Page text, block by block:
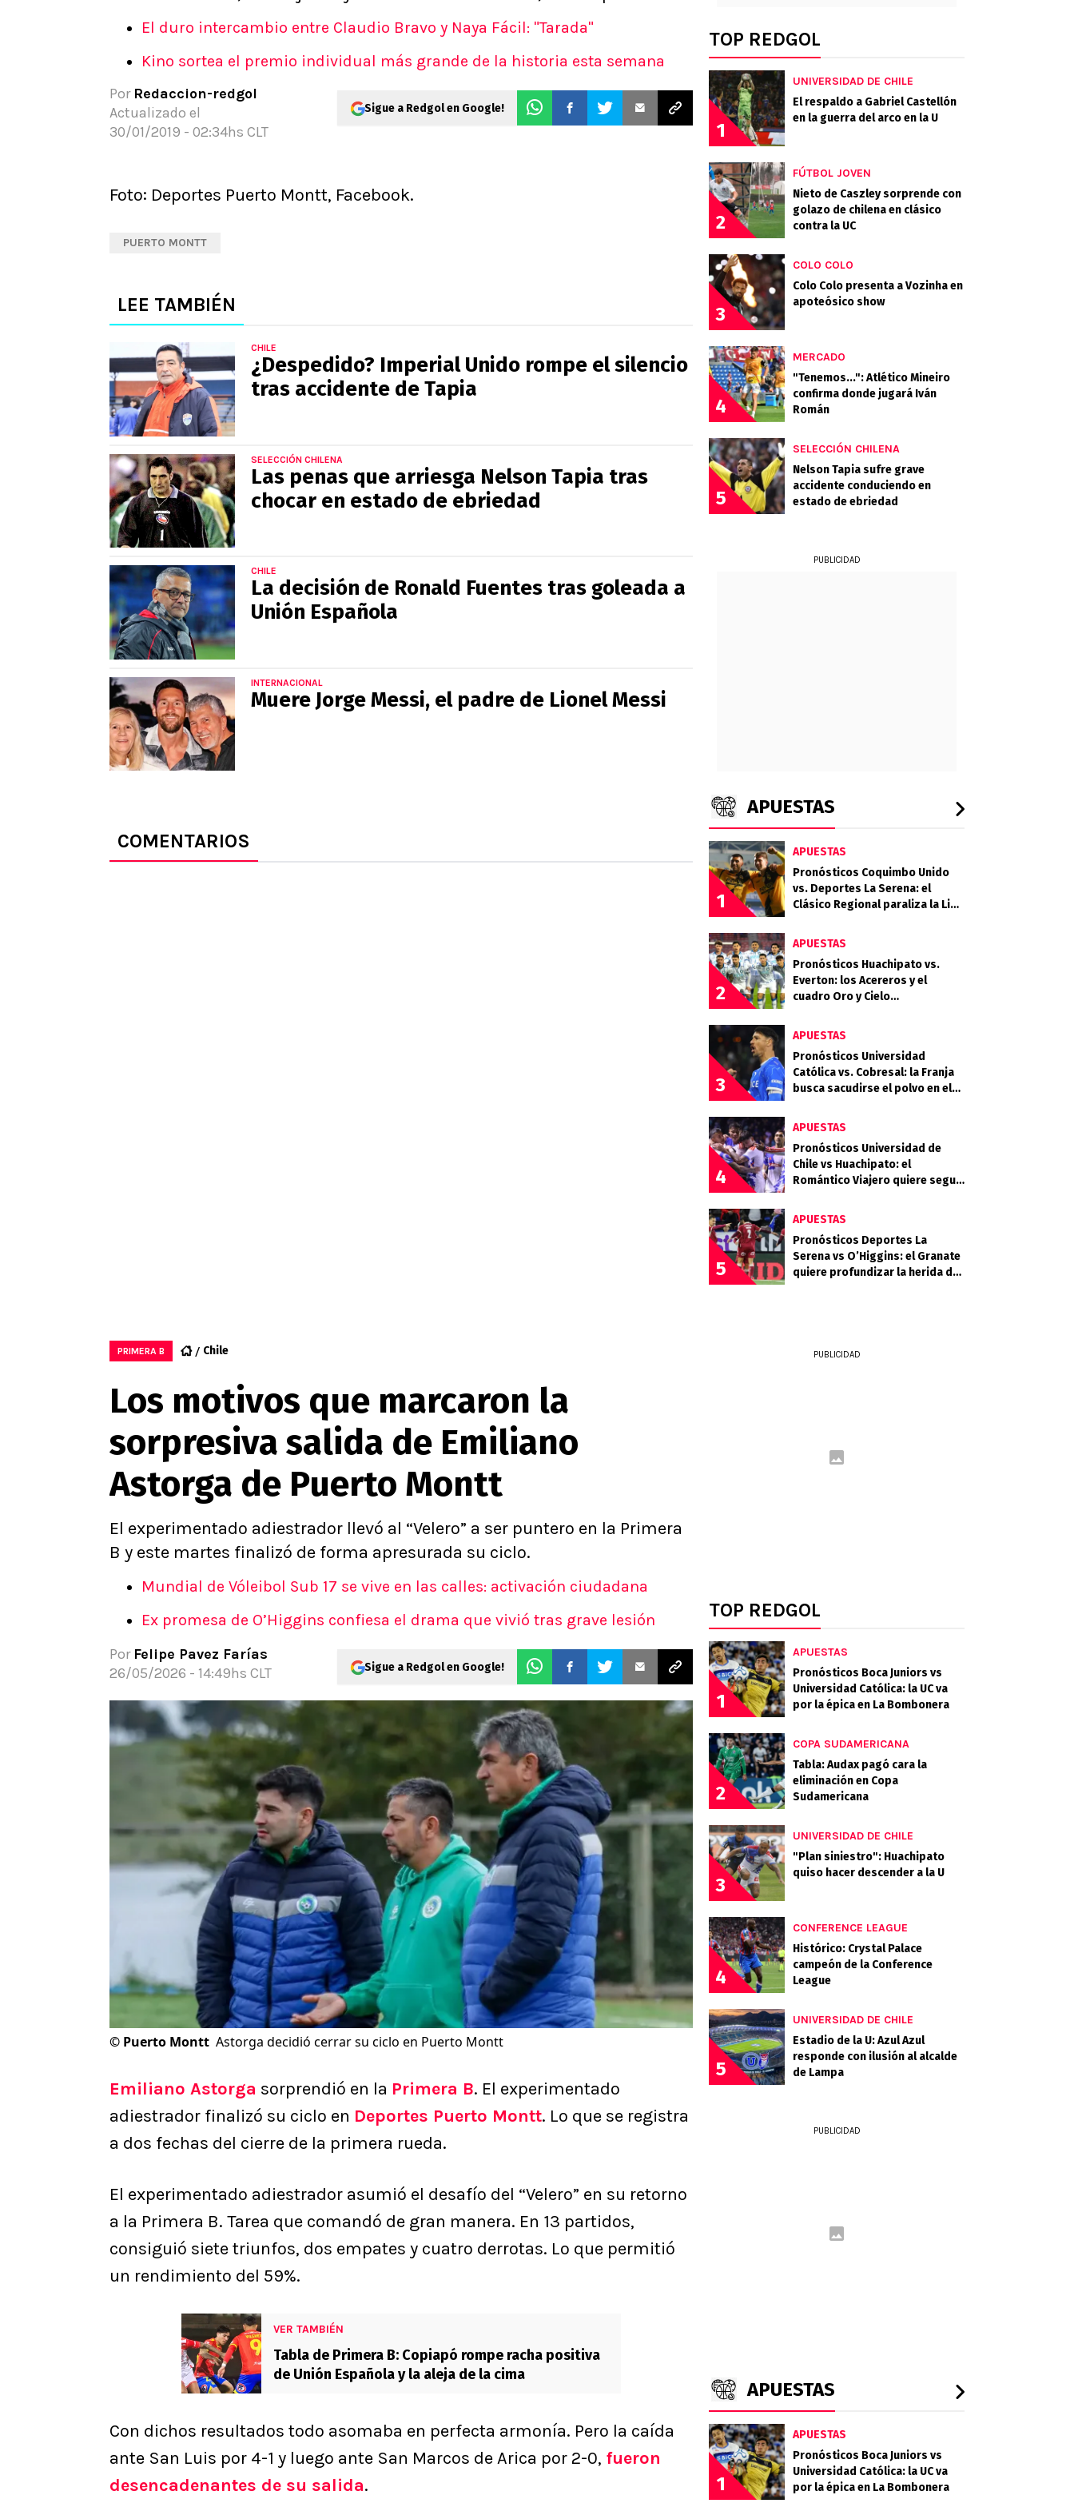
Pronósticos
Apuesta del día
El duro intercambio entre Claudio Bravo y Naya Fácil: "Tarada"
Kino sortea el premio individual más grande de la historia esta semana
Por Redaccion-redgol
Actualizado el
30/01/2019 - 02:34hs CLT
Sigue a Redgol en Google!
Foto: Deportes Puerto Montt, Facebook.
PUERTO MONTT
LEE TAMBIÉN
CHILE
¿Despedido? Imperial Unido rompe el silencio
tras accidente de Tapia
SELECCIÓN CHILENA
Las penas que arriesga Nelson Tapia tras
chocar en estado de ebriedad
CHILE
La decisión de Ronald Fuentes tras goleada a
Unión Española
INTERNACIONAL
Muere Jorge Messi, el padre de Lionel Messi
COMENTARIOS
TOP REDGOL
1
UNIVERSIDAD DE CHILE
El respaldo a Gabriel Castellón
en la guerra del arco en la U
2
FÚTBOL JOVEN
Nieto de Caszley sorprende con
golazo de chilena en clásico
contra la UC
3
COLO COLO
Colo Colo presenta a Vozinha en
apoteósico show
4
MERCADO
"Tenemos...": Atlético Mineiro
confirma donde jugará Iván
Román
5
SELECCIÓN CHILENA
Nelson Tapia sufre grave
accidente conduciendo en
estado de ebriedad
PUBLICIDAD
APUESTAS
1
APUESTAS
Pronósticos Coquimbo Unido
vs. Deportes La Serena: el
Clásico Regional paraliza la Liga
2
APUESTAS
Pronósticos Huachipato vs.
Everton: los Acereros y el
cuadro Oro y Cielo
por la fecha 18
3
APUESTAS
Pronósticos Universidad
Católica vs. Cobresal: la Franja
busca sacudirse el polvo en el
4
APUESTAS
Pronósticos Universidad de
Chile vs Huachipato: el
Romántico Viajero quiere seguir
5
APUESTAS
Pronósticos Deportes La
Serena vs O’Higgins: el Granate
quiere profundizar la herida del
PRIMERA B Chile
Los motivos que marcaron la
sorpresiva salida de Emiliano
Astorga de Puerto Montt
El experimentado adiestrador llevó al “Velero” a ser puntero en la Primera
B y este martes finalizó de forma apresurada su ciclo.
Mundial de Vóleibol Sub 17 se vive en las calles: activación ciudadana
Ex promesa de O’Higgins confiesa el drama que vivió tras grave lesión
Por Felipe Pavez Farías
26/05/2026 - 14:49hs CLT
Sigue a Redgol en Google!
© Puerto Montt Astorga decidió cerrar su ciclo en Puerto Montt
Emiliano Astorga sorprendió en la Primera B. El experimentado
adiestrador finalizó su ciclo en Deportes Puerto Montt. Lo que se registra
a dos fechas del cierre de la primera rueda.
El experimentado adiestrador asumió el desafío del “Velero” en su retorno
a la Primera B. Tarea que comandó de gran manera. En 13 partidos,
consiguió siete triunfos, dos empates y cuatro derrotas. Lo que permitió
un rendimiento del 59%.
VER TAMBIÉN
Tabla de Primera B: Copiapó rompe racha positiva
de Unión Española y la aleja de la cima
Con dichos resultados todo asomaba en perfecta armonía. Pero la caída
ante San Luis por 4-1 y luego ante San Marcos de Arica por 2-0, fueron
desencadenantes de su salida.
PUBLICIDAD
TOP REDGOL
1
APUESTAS
Pronósticos Boca Juniors vs
Universidad Católica: la UC va
por la épica en La Bombonera
2
COPA SUDAMERICANA
Tabla: Audax pagó cara la
eliminación en Copa
Sudamericana
3
UNIVERSIDAD DE CHILE
"Plan siniestro": Huachipato
quiso hacer descender a la U
4
CONFERENCE LEAGUE
Histórico: Crystal Palace
campeón de la Conference
League
5
UNIVERSIDAD DE CHILE
Estadio de la U: Azul Azul
responde con ilusión al alcalde
de Lampa
PUBLICIDAD
APUESTAS
1
APUESTAS
Pronósticos Boca Juniors vs
Universidad Católica: la UC va
por la épica en La Bombonera